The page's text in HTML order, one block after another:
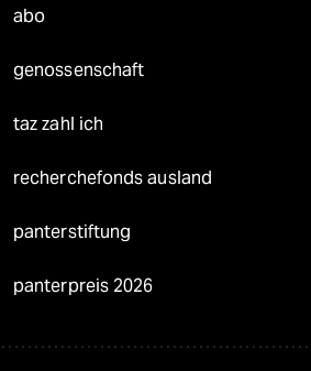
abo
genossenschaft
taz zahl ich
recherchefonds ausland
panterstiftung
panterpreis 2026